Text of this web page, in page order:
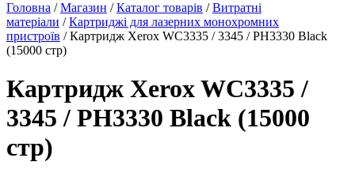
Головна /Магазин /Каталог товарів /Витратні
матеріали /Картриджі для лазерних монохромних
пристроїв / Картридж Xerox WC3335 / 3345 / PH3330 Black
(15000 стр)
Картридж Xerox WC3335 /
3345 / PH3330 Black (15000
стр)